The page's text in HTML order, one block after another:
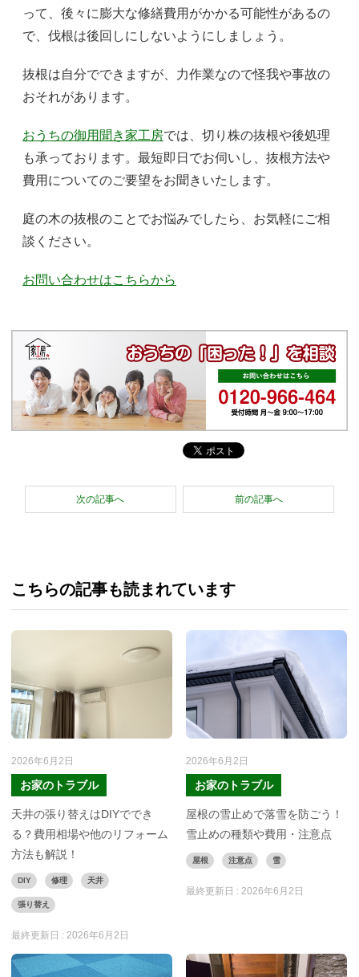
って、後々に膨大な修繕費用がかかる可能性があるの
で、伐根は後回しにしないようにしましょう。
抜根は自分でできますが、力作業なので怪我や事故の
おそれがあります。
おうちの御用聞き家工房では、切り株の抜根や後処理
も承っております。最短即日でお伺いし、抜根方法や
費用についてのご要望をお聞きいたします。
庭の木の抜根のことでお悩みでしたら、お気軽にご相
談ください。
お問い合わせはこちらから
次の記事へ 前の記事へ
こちらの記事も読まれています
2026年6月2日
お家のトラブル
天井の張り替えはDIYででき
る？費用相場や他のリフォーム
方法も解説！
DIY 修理 天井
張り替え
最終更新日 : 2026年6月2日
2026年6月2日
お家のトラブル
屋根の雪止めで落雪を防ごう！
雪止めの種類や費用・注意点
屋根 注意点 雪
最終更新日 : 2026年6月2日